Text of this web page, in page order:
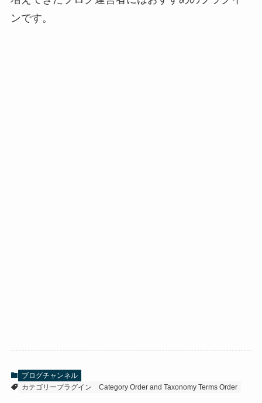
ンです。
ブログチャンネル
カテゴリープラグイン Category Order and Taxonomy Terms Order